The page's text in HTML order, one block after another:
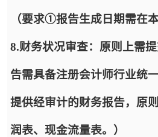
（要求①报告生成日期需在
8.财务状况审查：原则上需
告需具备注册会计师行业统
提供经审计的财务报告，原
润表、现金流量表。）